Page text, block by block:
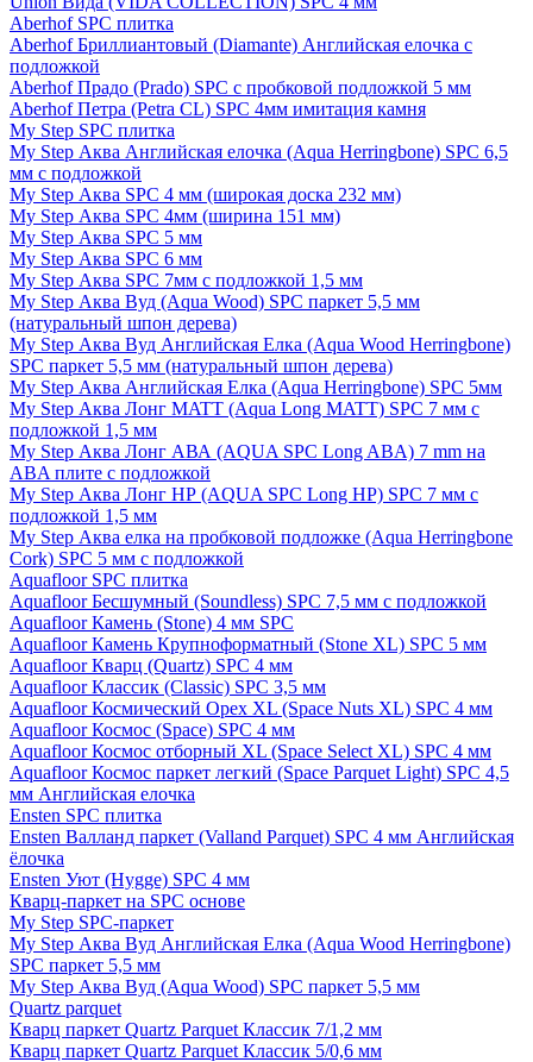
Aberhof SPC плитка
Aberhof Бриллиантовый (Diamante) Английская елочка с
подложкой
Aberhof Прадо (Prado) SPC с пробковой подложкой 5 мм
Aberhof Петра (Petra CL) SPC 4мм имитация камня
My Step SPC плитка
My Step Аква Английская елочка (Aqua Herringbone) SPC 6,5
мм с подложкой
My Step Аква SPC 4 мм (широкая доска 232 мм)
My Step Аква SPC 4мм (ширина 151 мм)
My Step Аква SPC 5 мм
My Step Аква SPC 6 мм
My Step Аква SPC 7мм c подложкой 1,5 мм
My Step Аква Вуд (Aqua Wood) SPC паркет 5,5 мм
(натуральный шпон дерева)
My Step Аква Вуд Английская Елка (Aqua Wood Herringbone)
SPC паркет 5,5 мм (натуральный шпон дерева)
My Step Аква Английская Елка (Aqua Herringbone) SPC 5мм
My Step Аква Лонг MATT (Aqua Long MATT) SPC 7 мм с
подложкой 1,5 мм
My Step Аква Лонг АВА (AQUA SPC Long ABA) 7 mm на
ABA плите с подложкой
My Step Аква Лонг НР (AQUA SPC Long HP) SPC 7 мм с
подложкой 1,5 мм
My Step Аква елка на пробковой подложке (Aqua Herringbone
Cork) SPC 5 мм с подложкой
Aquafloor SPC плитка
Aquafloor Бесшумный (Soundless) SPC 7,5 мм с подложкой
Aquafloor Камень (Stone) 4 мм SPC
Aquafloor Камень Крупноформатный (Stone XL) SPC 5 мм
Aquafloor Кварц (Quartz) SPC 4 мм
Aquafloor Классик (Classic) SPC 3,5 мм
Aquafloor Космический Орех XL (Space Nuts XL) SPC 4 мм
Aquafloor Космос (Space) SPC 4 мм
Aquafloor Космос отборный XL (Space Select XL) SPC 4 мм
Aquafloor Космос паркет легкий (Space Parquet Light) SPC 4,5
мм Английская елочка
Ensten SPC плитка
Ensten Валланд паркет (Valland Parquet) SPC 4 мм Английская
ёлочка
Ensten Уют (Hygge) SPC 4 мм
Кварц-паркет на SPC основе
My Step SPC-паркет
My Step Аква Вуд Английская Елка (Aqua Wood Herringbone)
SPC паркет 5,5 мм
My Step Аква Вуд (Aqua Wood) SPC паркет 5,5 мм
Quartz parquet
Кварц паркет Quartz Parquet Классик 7/1,2 мм
Кварц паркет Quartz Parquet Классик 5/0,6 мм